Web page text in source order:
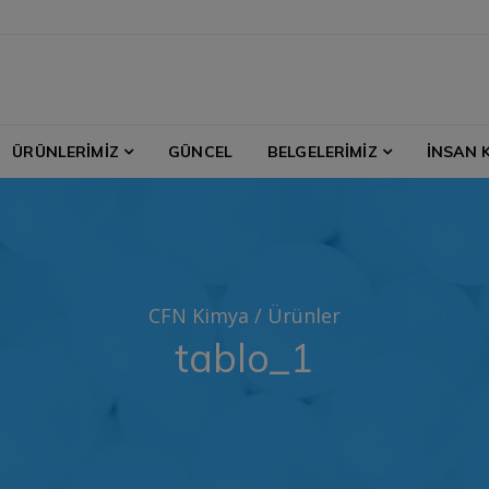
ÜRÜNLERİMİZ GÜNCEL BELGELERİMİZ İNSAN
tablo_1
CFN Kimya / Ürünler